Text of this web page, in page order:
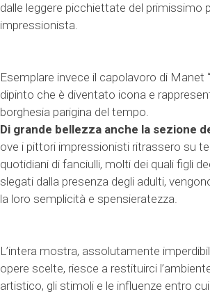
dalle leggere picchiettate del primissimo
impressionista.
Esemplare invece il capolavoro di Manet “
dipinto che è diventato icona e
borghesia parigina del tempo.
Di grande bellezza anche la sezione
ove i pittori impressionisti ritrassero su
quotidiani di fanciulli, molti dei quali figli
slegati dalla presenza degli adulti,
la loro semplicità e spensieratezza.
L’intera mostra, assolutamente
opere scelte, riesce a restituirci
artistico, gli stimoli e le influenze entro